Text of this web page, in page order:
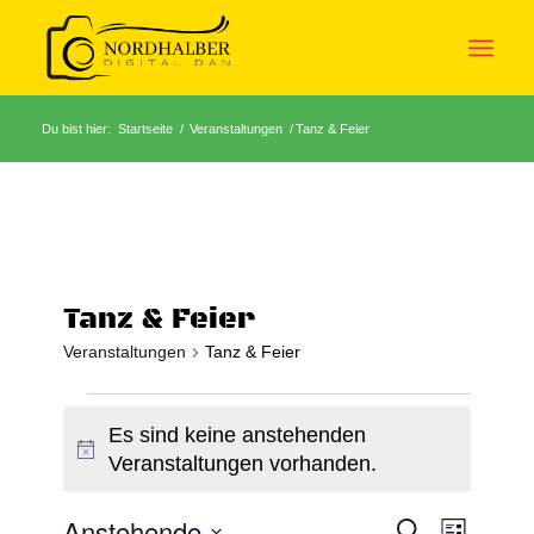
Du bist hier: Startseite / Veranstaltungen / Tanz & Feier
Tanz & Feier
Veranstaltungen Tanz & Feier
Hinweis
Es sind keine anstehenden
Veranstaltungen vorhanden.
Suche